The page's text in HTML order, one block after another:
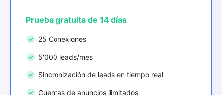
Prueba gratuita de 14 días
25 Conexiones
5'000 leads/mes
Sincronización de leads en tiempo real
Cuentas de anuncios ilimitados